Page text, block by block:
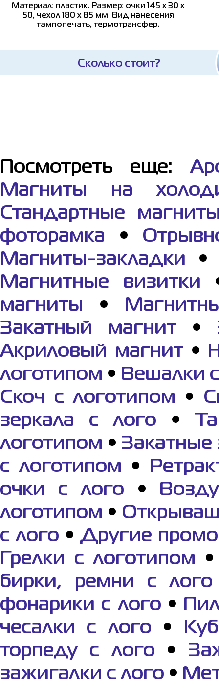
Материал: пластик. Размер: очки 145 х 30 х
50, чехол 180 х 85 мм. Вид нанесения
тампопечать, термотрансфер.
Сколько стоит?
Посмотреть еще:
Магниты на
Стандартные
фоторамка •
Магниты-закладки
Магнитные визитки
магниты •
Закатный магнит •
Акриловый магнит•
логотипом • Вешалки
Скоч с логотипом •
зеркала с лого •
логотипом • Закатные
с логотипом •
очки с лого •
логотипом •
с лого •Другие
Грелки с логотипом
бирки, ремни с лого
фонарики с лого •
чесалки с лого •
торпеду с лого •
зажигалки с лого •